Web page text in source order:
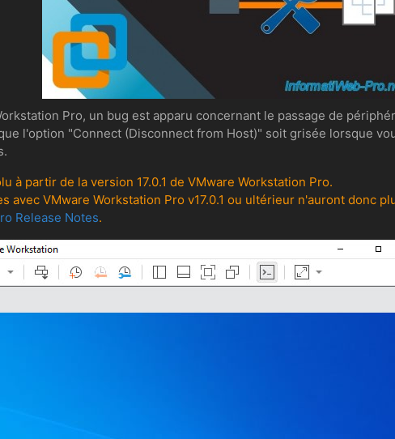
Pro, un bug est apparu concernant le passage de
l'option "Connect (Disconnect from Host)" soit grisée lorsque
à partir de la version 17.0.1 de VMware Workstation Pro.
avec VMware Workstation Pro v17.0.1 ou ultérieur n'auront donc
Release Notes.